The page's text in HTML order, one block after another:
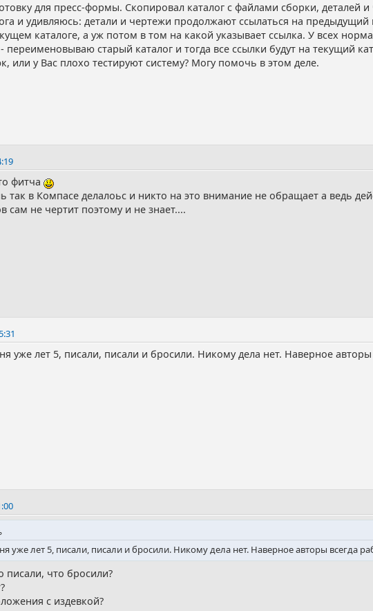
для пресс-формы. Скопировал каталог с файлами сборки, деталей
и удивляюсь: детали и чертежи продолжают ссылаться на
каталоге, а уж потом в том на какой указывает ссылка. У всех
старый каталог и тогда все ссылки будут на текущий
или у Вас плохо тестируют систему? Могу помочь в этом деле.
фитча
так в Компасе делалоьс и никто на это внимание не обращает а ведь
сам не чертит поэтому и не знает....
уже лет 5, писали, писали и бросили. Никому дела нет. Наверное
уже лет 5, писали, писали и бросили. Никому дела нет. Наверное авторы всегда
писали, что бросили?
с издевкой?